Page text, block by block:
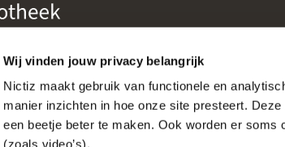
Wij vinden jouw privacy belangrijk
Nictiz maakt gebruik van functionele en
manier inzichten in hoe onze site presteert.
een beetje beter te maken. Ook worden er
(zoals video’s).
Consultaties